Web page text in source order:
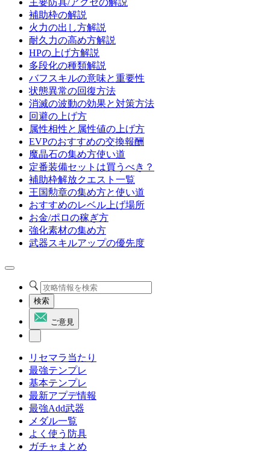
主要防具/アクセの解説
補助枠の解説
火力の出し方解説
耐久力の高め方解説
HPの上げ方解説
多段化の種類解説
バフスキルの意味と重要性
状態異常の回復方法
消滅の波動の効果と対策方法
回避の上げ方
属性相性と属性値の上げ方
EVPのおすすめの交換報酬
魔晶石の集め方使い道
定番装備セットは買うべき？
補助枠解放クエスト一覧
王国勲章の集め方と使い道
おすすめのレベル上げ場所
お金/ポロの稼ぎ方
強化素材の集め方
武器スキルアップの優先度
検索
ご意見
リセマラ当たり
最強テンプレ
基本テンプレ
最新アプデ情報
最強Add武器
メダル一覧
よく使う防具
ガチャまとめ